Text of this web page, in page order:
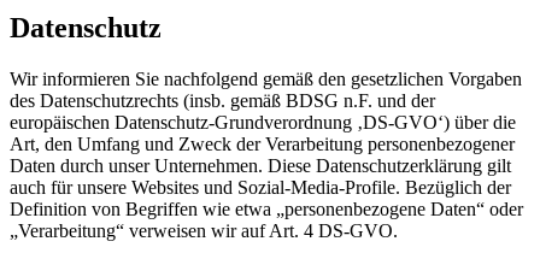
Datenschutz
Wir informieren Sie nachfolgend gemäß den gesetzlichen Vorgaben
des Datenschutzrechts (insb. gemäß BDSG n.F. und der
europäischen Datenschutz-Grundverordnung ‚DS-GVO‘) über die
Art, den Umfang und Zweck der Verarbeitung personenbezogener
Daten durch unser Unternehmen. Diese Datenschutzerklärung gilt
auch für unsere Websites und Sozial-Media-Profile. Bezüglich der
Definition von Begriffen wie etwa „personenbezogene Daten“ oder
„Verarbeitung“ verweisen wir auf Art. 4 DS-GVO.